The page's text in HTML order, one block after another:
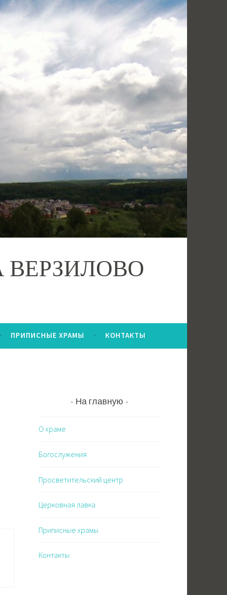
ВЕРЗИЛОВО
ПРИПИСНЫЕ ХРАМЫ КОНТАКТЫ
На главную
О храме
Богослужения
Просветительский центр
Церковная лавка
Приписные храмы
Контакты